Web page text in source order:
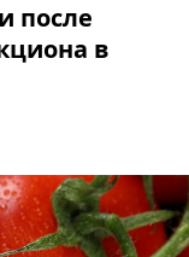
после
в